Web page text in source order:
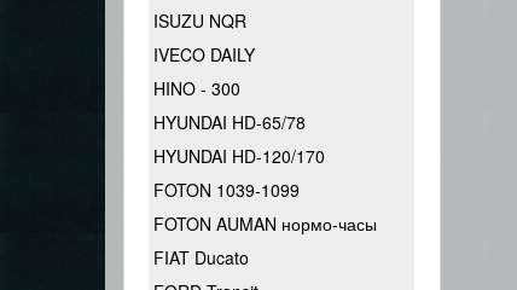
ISUZU NQR
IVECO DAILY
HINO - 300
HYUNDAI HD-65/78
HYUNDAI HD-120/170
FOTON 1039-1099
FOTON AUMAN нормо-часы
FIAT Ducato